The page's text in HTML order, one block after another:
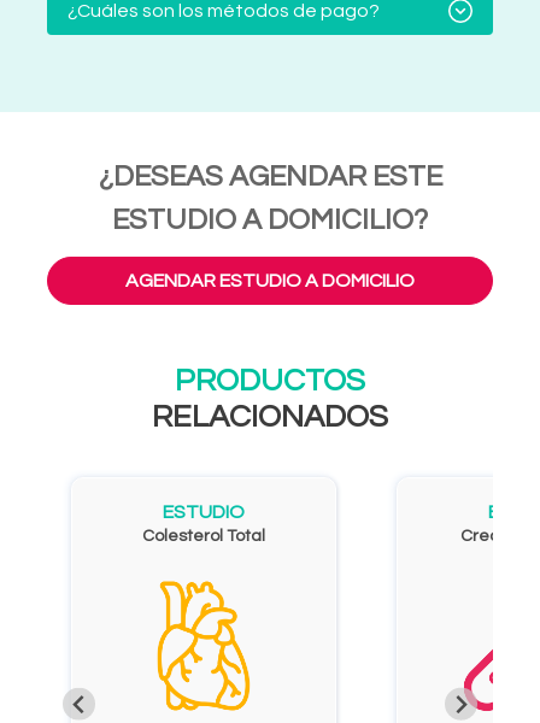
¿Cuáles son los métodos de pago?
¿DESEAS AGENDAR ESTE
ESTUDIO A DOMICILIO?
AGENDAR ESTUDIO A DOMICILIO
PRODUCTOS
RELACIONADOS
ESTUDIO
Colesterol Total